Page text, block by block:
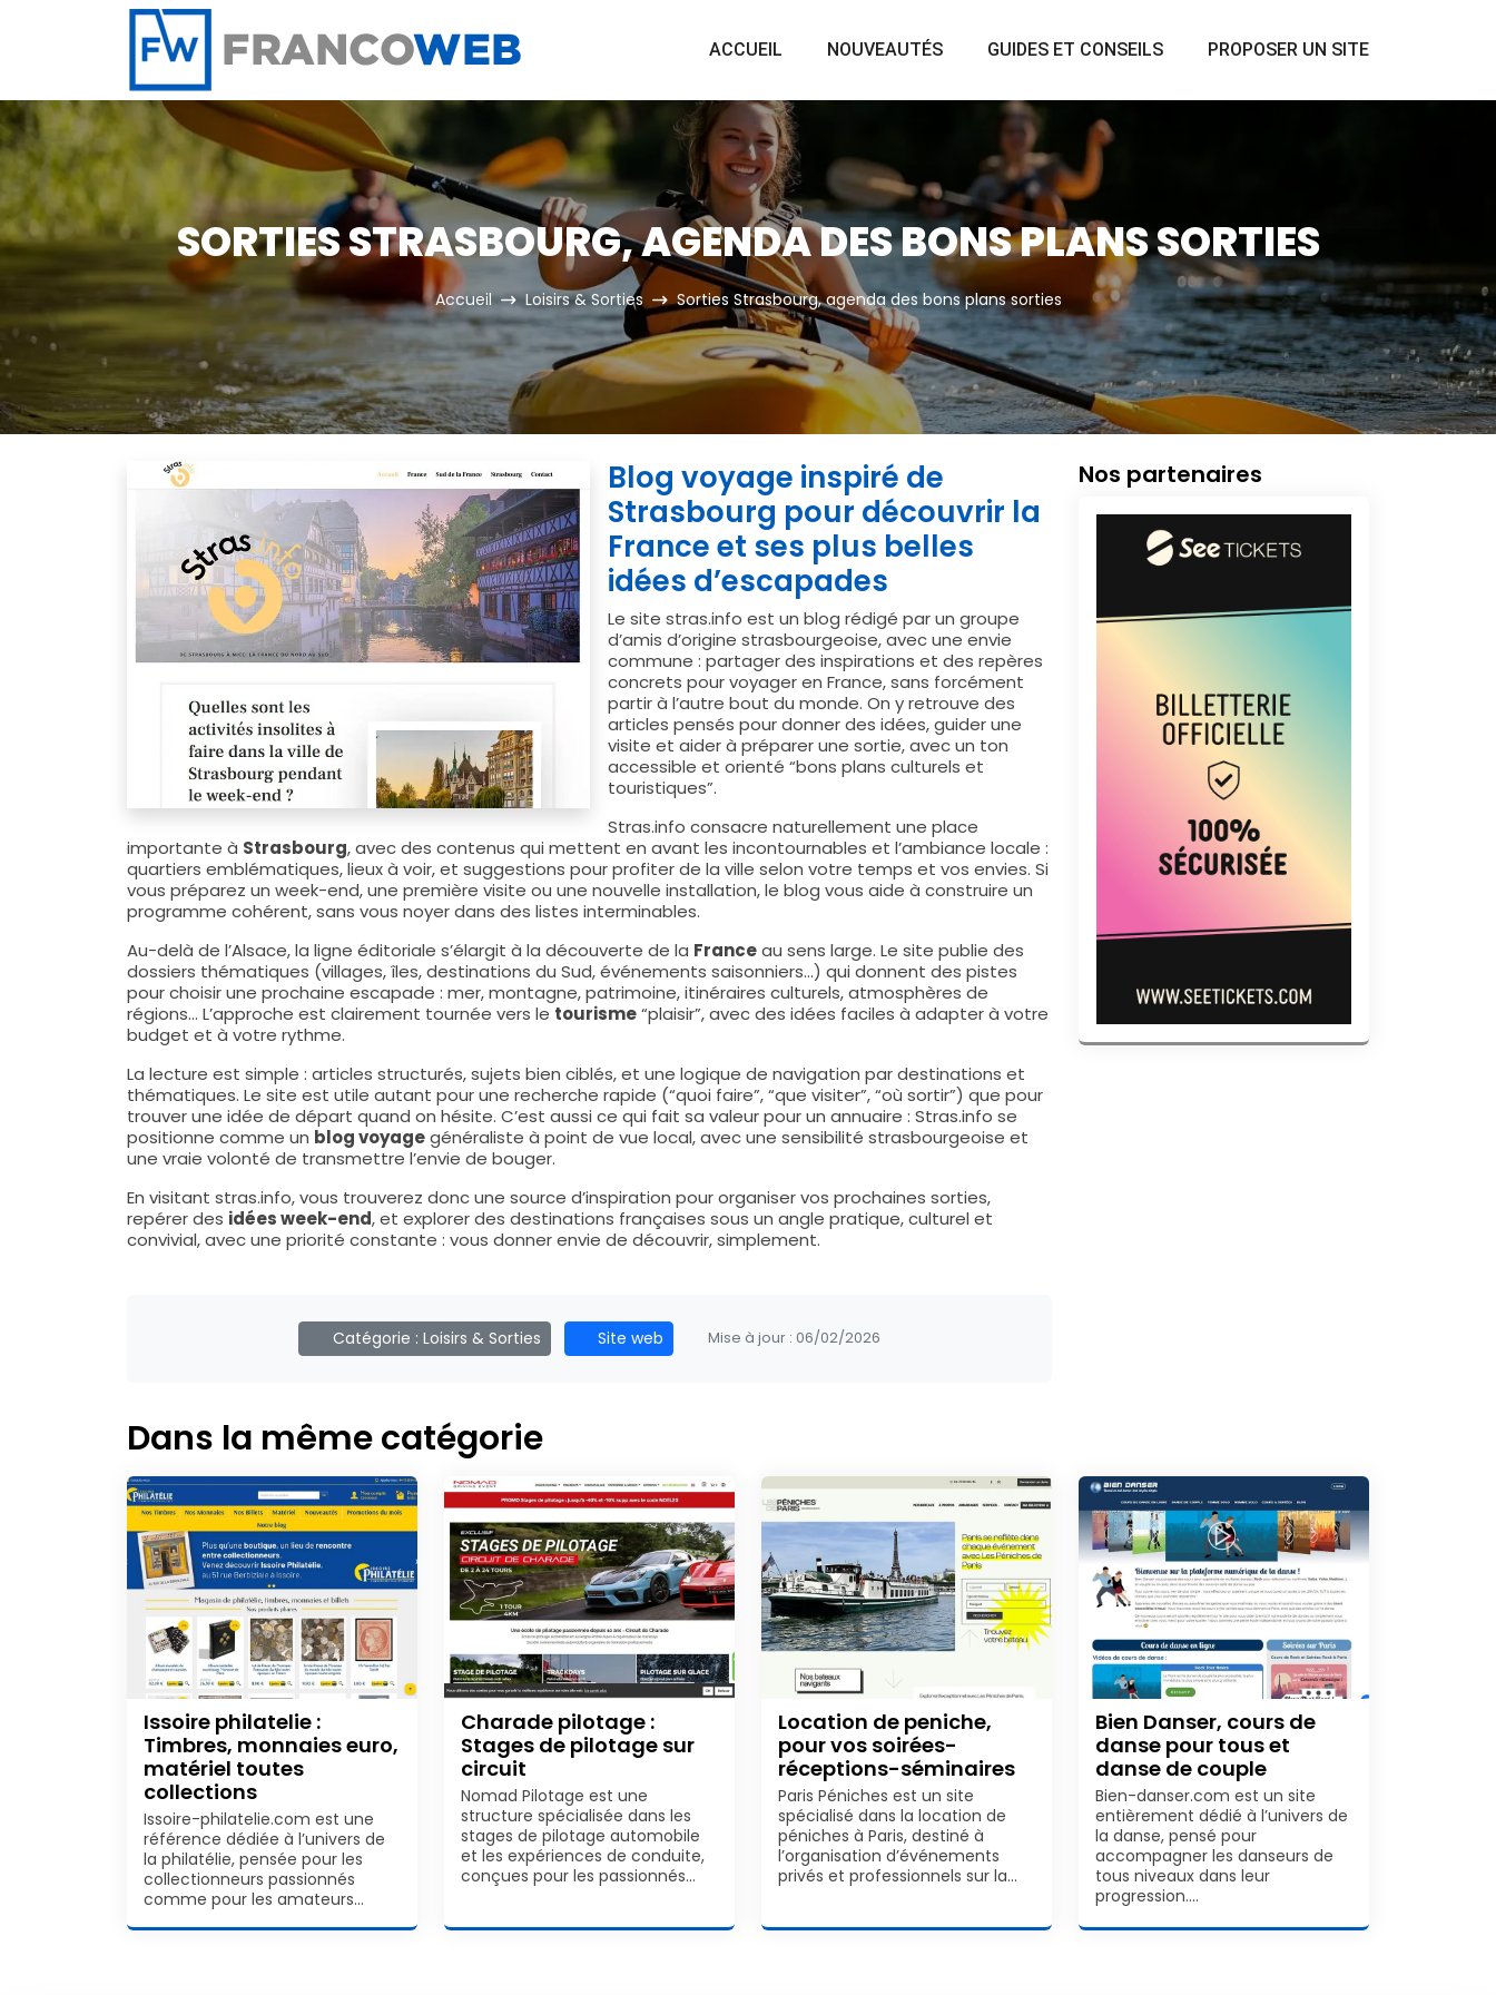
Panneau de gestion des cookies
ACCUEIL NOUVEAUTÉS GUIDES ET CONSEILS PROPOSER UN SITE
SORTIES STRASBOURG, AGENDA DES BONS PLANS SORTIES
Accueil Loisirs & Sorties Sorties Strasbourg, agenda des bons plans sorties
Blog voyage inspiré de
Strasbourg pour découvrir la
France et ses plus belles
idées d’escapades
Le site stras.info est un blog rédigé par un groupe
d’amis d’origine strasbourgeoise, avec une envie
commune : partager des inspirations et des repères
concrets pour voyager en France, sans forcément
partir à l’autre bout du monde. On y retrouve des
articles pensés pour donner des idées, guider une
visite et aider à préparer une sortie, avec un ton
accessible et orienté “bons plans culturels et
touristiques”.
Stras.info consacre naturellement une place
importante à Strasbourg, avec des contenus qui mettent en avant les incontournables et l’ambiance locale :
quartiers emblématiques, lieux à voir, et suggestions pour profiter de la ville selon votre temps et vos envies. Si
vous préparez un week-end, une première visite ou une nouvelle installation, le blog vous aide à construire un
programme cohérent, sans vous noyer dans des listes interminables.
Au-delà de l’Alsace, la ligne éditoriale s’élargit à la découverte de la Franceau sens large. Le site publie des
dossiers thématiques (villages, îles, destinations du Sud, événements saisonniers…) qui donnent des pistes
pour choisir une prochaine escapade : mer, montagne, patrimoine, itinéraires culturels, atmosphères de
régions… L’approche est clairement tournée vers le tourisme“plaisir”, avec des idées faciles à adapter à votre
budget et à votre rythme.
La lecture est simple : articles structurés, sujets bien ciblés, et une logique de navigation par destinations et
thématiques. Le site est utile autant pour une recherche rapide (“quoi faire”, “que visiter”, “où sortir”) que pour
trouver une idée de départ quand on hésite. C’est aussi ce qui fait sa valeur pour un annuaire : Stras.info se
positionne comme un blog voyagegénéraliste à point de vue local, avec une sensibilité strasbourgeoise et
une vraie volonté de transmettre l’envie de bouger.
En visitant stras.info, vous trouverez donc une source d’inspiration pour organiser vos prochaines sorties,
repérer des idées week-end, et explorer des destinations françaises sous un angle pratique, culturel et
convivial, avec une priorité constante : vous donner envie de découvrir, simplement.
Catégorie : Loisirs & Sorties Site web Mise à jour : 06/02/2026
Nos partenaires
Dans la même catégorie
Issoire philatelie :
Timbres, monnaies euro,
matériel toutes
collections
Issoire-philatelie.com est une
référence dédiée à l’univers de
la philatélie, pensée pour les
collectionneurs passionnés
comme pour les amateurs…
Charade pilotage :
Stages de pilotage sur
circuit
Nomad Pilotage est une
structure spécialisée dans les
stages de pilotage automobile
et les expériences de conduite,
conçues pour les passionnés…
Location de peniche,
pour vos soirées-
réceptions-séminaires
Paris Péniches est un site
spécialisé dans la location de
péniches à Paris, destiné à
l’organisation d’événements
privés et professionnels sur la…
Bien Danser, cours de
danse pour tous et
danse de couple
Bien-danser.com est un site
entièrement dédié à l’univers de
la danse, pensé pour
accompagner les danseurs de
tous niveaux dans leur
progression.…